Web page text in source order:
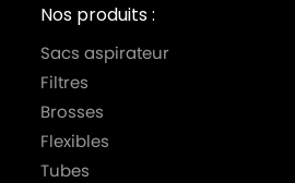
Nos produits :
Sacs aspirateur
Filtres
Brosses
Flexibles
Tubes